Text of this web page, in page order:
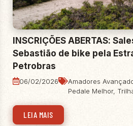
INSCRIÇÕES ABERTAS:
Sebastião de bike pela
Petrobras
06/02/2026 Amadores
Pedale Melhor,
LEIA MAIS